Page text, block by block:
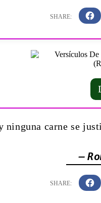
ninguna carne se
—